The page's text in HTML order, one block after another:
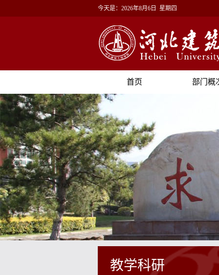
今天是： 2026年8月6日 星期四
首页 部门概
教学科研